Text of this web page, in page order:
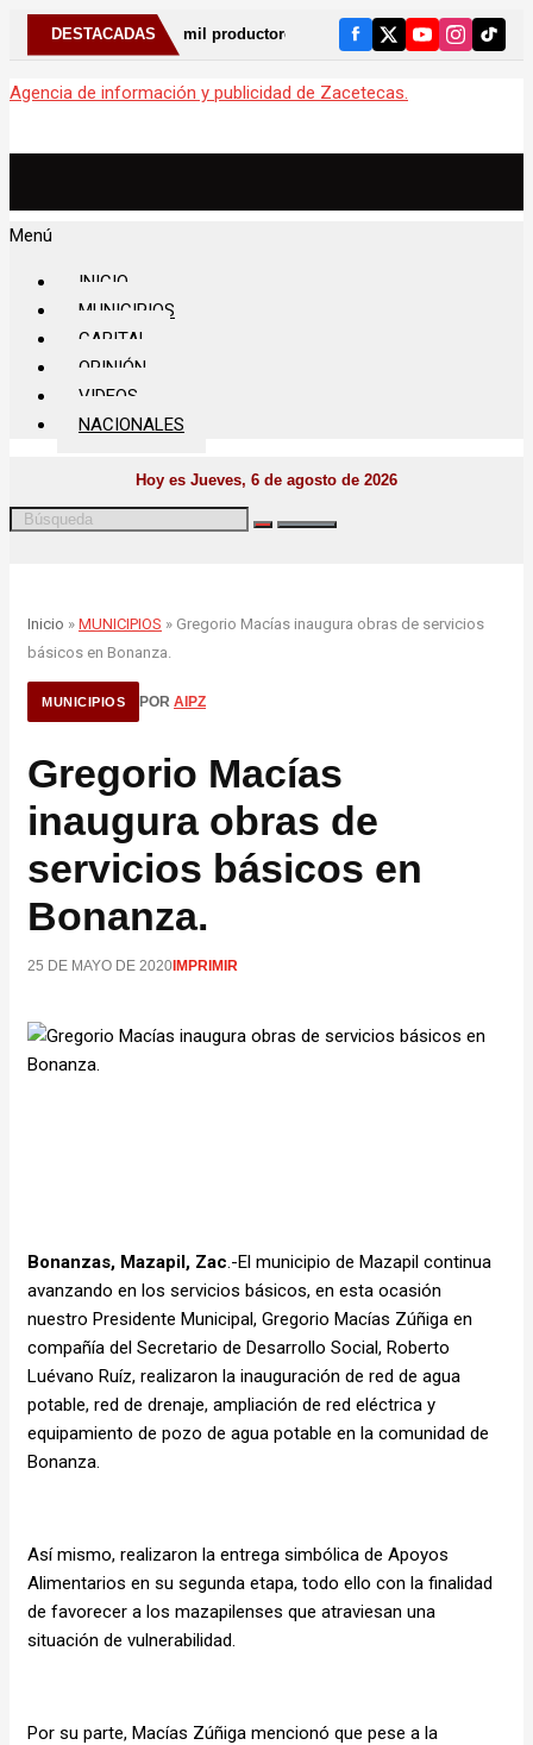
DESTACADAS
de 4 mil productores y ganaderos, anuncia Gobernador David
Agencia de información y publicidad de Zacetecas.
Menú
INICIO
MUNICIPIOS
CAPITAL
OPINIÓN
VIDEOS
NACIONALES
Hoy es Jueves, 6 de agosto de 2026
Inicio » MUNICIPIOS » Gregorio Macías inaugura obras de servicios
básicos en Bonanza.
MUNICIPIOS POR AIPZ
Gregorio Macías
inaugura obras de
servicios básicos en
Bonanza.
25 DE MAYO DE 2020IMPRIMIR
Bonanzas, Mazapil, Zac.-El municipio de Mazapil continua
avanzando en los servicios básicos, en esta ocasión
nuestro Presidente Municipal, Gregorio Macías Zúñiga en
compañía del Secretario de Desarrollo Social, Roberto
Luévano Ruíz, realizaron la inauguración de red de agua
potable, red de drenaje, ampliación de red eléctrica y
equipamiento de pozo de agua potable en la comunidad de
Bonanza.
Así mismo, realizaron la entrega simbólica de Apoyos
Alimentarios en su segunda etapa, todo ello con la finalidad
de favorecer a los mazapilenses que atraviesan una
situación de vulnerabilidad.
Por su parte, Macías Zúñiga mencionó que pese a la